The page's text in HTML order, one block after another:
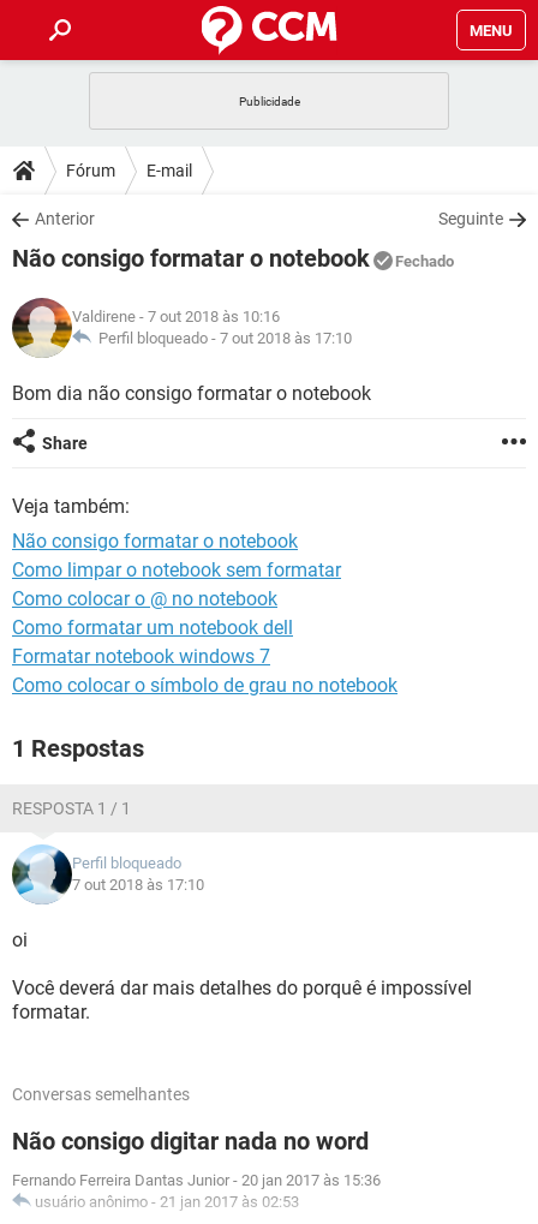
MENU
CELULAR
OUTLOOK
INSTAGRAM GMAIL
GUIA DE COMPRAS
DICAS
JOGOS
INSTAGRAM
GUIA DE COMPRAS
DOWNLOADS
JOGOS WHATSAPP
CELULAR
OUTLOOK EXCEL
INSTAGRAM GMAIL
JOGOS
CELULAR
OUTLOOK EXCEL
INSTAGRAM
GLOSSÁRIO
JOGOS WHATSAPP
INSTAGRAM
GUIA DE COMPRAS
Fórum E-mail
Anterior Seguinte
Não consigo formatar o notebook Fechado
Valdirene - 7 out 2018 às 10:16
Perfil bloqueado - 7 out 2018 às 17:10
Bom dia não consigo formatar o notebook
Share
Veja também:
Não consigo formatar o notebook
Como limpar o notebook sem formatar
Como colocar o @ no notebook
Como formatar um notebook dell
Formatar notebook windows 7
Como colocar o símbolo de grau no notebook
1 Respostas
RESPOSTA 1 / 1
Perfil bloqueado
7 out 2018 às 17:10
oi
Você deverá dar mais detalhes do porquê é impossível
formatar.
Conversas semelhantes
Não consigo digitar nada no word
Fernando Ferreira Dantas Junior - 20 jan 2017 às 15:36
usuário anônimo - 21 jan 2017 às 02:53